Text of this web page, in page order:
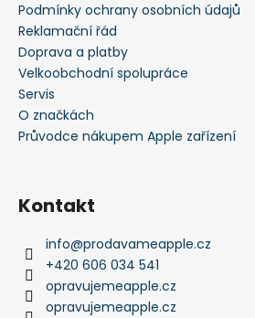
Podmínky ochrany osobních údajů
Reklamační řád
Doprava a platby
Velkoobchodní spolupráce
Servis
O značkách
Průvodce nákupem Apple zařízení
Kontakt
info@prodavameapple.cz
+420 606 034 541
opravujemeapple.cz
opravujemeapple.cz